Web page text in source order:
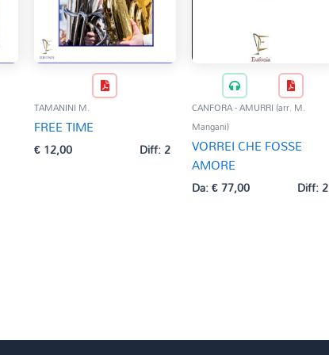
TAMANINI M.
FREE TIME
€12,00 Diff: 2
CANFORA - AMURRI (arr. M.
Mangani)
VORREI CHE FOSSE
AMORE
Da:€77,00 Diff: 2